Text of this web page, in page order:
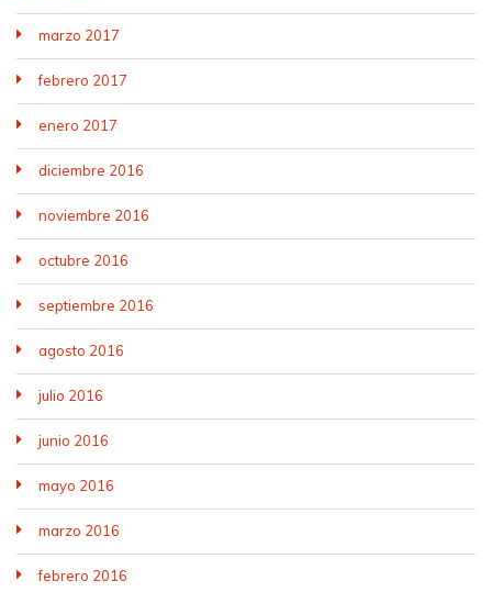
marzo 2017
febrero 2017
enero 2017
diciembre 2016
noviembre 2016
octubre 2016
septiembre 2016
agosto 2016
julio 2016
junio 2016
mayo 2016
marzo 2016
febrero 2016